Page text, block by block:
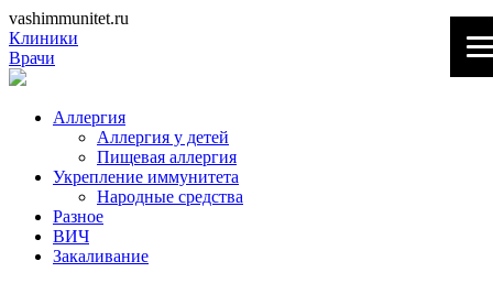
vashimmunitet.ru
Клиники
Врачи
Аллергия
Аллергия у детей
Пищевая аллергия
Укрепление иммунитета
Народные средства
Разное
ВИЧ
Закаливание